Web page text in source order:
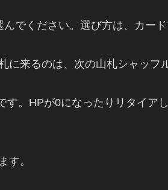
でください。選び方は、カード
来るのは、次の山札シャッフ
。HPが0になったりリタイア
す。